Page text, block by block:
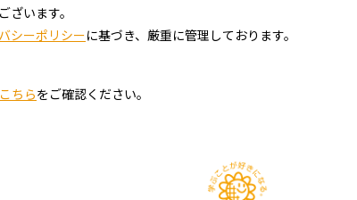
います。
シーポリシーに基づき、厳重に管理しております。
こちらをご確認ください。